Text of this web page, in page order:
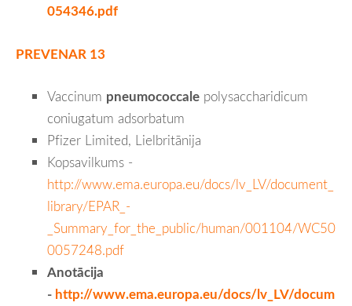
054346.pdf
PREVENAR 13
Vaccinum pneumococcale polysaccharidicum
coniugatum adsorbatum
Pfizer Limited, Lielbritānija
Kopsavilkums -
http://www.ema.europa.eu/docs/lv_LV/document_
library/EPAR_-
_Summary_for_the_public/human/001104/WC50
0057248.pdf
Anotācija
- http://www.ema.europa.eu/docs/lv_LV/docum